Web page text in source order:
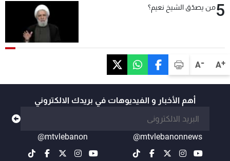
A+
A-
5من يصدّق الشيخ نعيم؟
أهم الأخبار و الفيديوهات في بريدك الالكتروني
@mtvlebanonnews
@mtvlebanon